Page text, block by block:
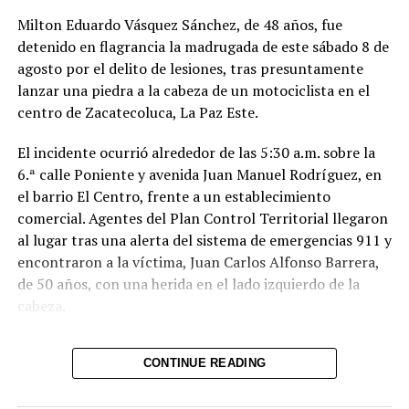
Milton Eduardo Vásquez Sánchez, de 48 años, fue
detenido en flagrancia la madrugada de este sábado 8 de
agosto por el delito de lesiones, tras presuntamente
lanzar una piedra a la cabeza de un motociclista en el
centro de Zacatecoluca, La Paz Este.
El incidente ocurrió alrededor de las 5:30 a.m. sobre la
6.ª calle Poniente y avenida Juan Manuel Rodríguez, en
el barrio El Centro, frente a un establecimiento
comercial. Agentes del Plan Control Territorial llegaron
al lugar tras una alerta del sistema de emergencias 911 y
encontraron a la víctima, Juan Carlos Alfonso Barrera,
de 50 años, con una herida en el lado izquierdo de la
cabeza.
Según el relato de testigos, el acusado tomó una piedra
y la lanzó directamente contra la cabeza del
CONTINUE READING